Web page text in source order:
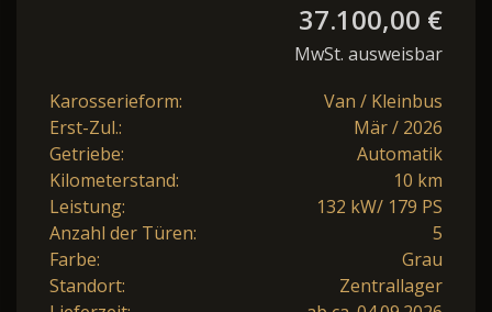
37.100,00 €
MwSt. ausweisbar
Karosserieform:
Van / Kleinbus
Erst-Zul.:
Mär / 2026
Getriebe:
Automatik
Kilometerstand:
10 km
Leistung:
132 kW/ 179 PS
Anzahl der Türen:
5
Farbe:
Grau
Standort:
Zentrallager